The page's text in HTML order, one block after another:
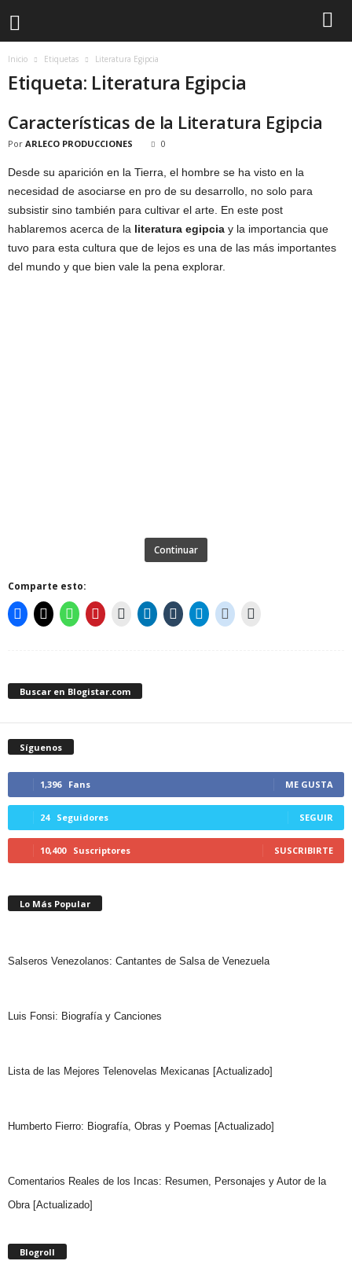
Inicio Etiquetas Literatura Egipcia
Etiqueta: Literatura Egipcia
Características de la Literatura Egipcia
Por ARLECO PRODUCCIONES 0
Desde su aparición en la Tierra, el hombre se ha visto en la
necesidad de asociarse en pro de su desarrollo, no solo para
subsistir sino también para cultivar el arte. En este post
hablaremos acerca de la literatura egipcia y la importancia que
tuvo para esta cultura que de lejos es una de las más importantes
del mundo y que bien vale la pena explorar.
Continuar
Comparte esto:
Buscar en Blogistar.com
Síguenos
1,396 Fans ME GUSTA
24 Seguidores SEGUIR
10,400 Suscriptores SUSCRIBIRTE
Lo Más Popular
Salseros Venezolanos: Cantantes de Salsa de Venezuela
Luis Fonsi: Biografía y Canciones
Lista de las Mejores Telenovelas Mexicanas [Actualizado]
Humberto Fierro: Biografía, Obras y Poemas [Actualizado]
Comentarios Reales de los Incas: Resumen, Personajes y Autor de la
Obra [Actualizado]
Blogroll